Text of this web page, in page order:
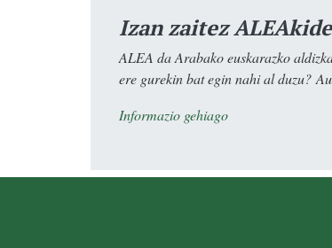
Izan zaitez
ALEA da Arabako euskarazko
ere gurekin bat egin nahi al duzu?
Informazio gehiago